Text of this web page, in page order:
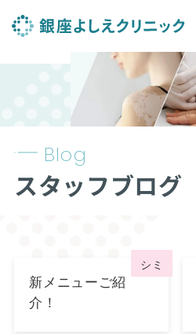
Blog
スタッフブログ
シミ
新メニューご紹
介！